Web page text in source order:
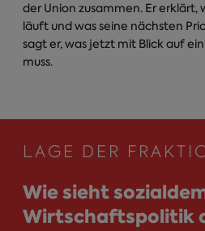
der Union zusammen. Er
läuft und was seine nächsten
sagt er, was jetzt mit Blick auf
muss.
LAGE DER
Wie sieht
Wirtschaftspolitik